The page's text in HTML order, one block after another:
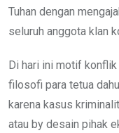
Tuhan dengan
seluruh anggota klan
Di hari ini motif
filosofi para tetua
karena kasus
atau by desain pihak